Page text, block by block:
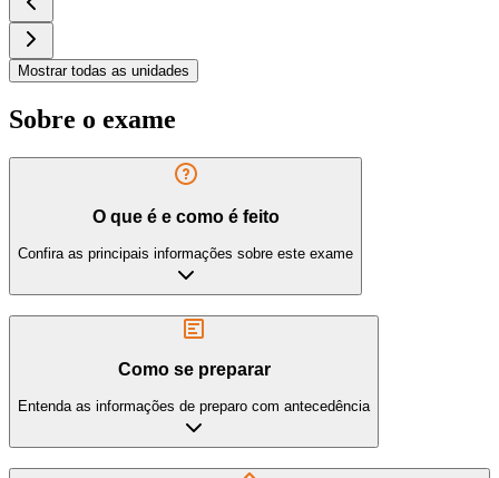
Mostrar todas as unidades
Sobre o exame
O que é e como é feito
Confira as principais informações sobre este exame
Como se preparar
Entenda as informações de preparo com antecedência